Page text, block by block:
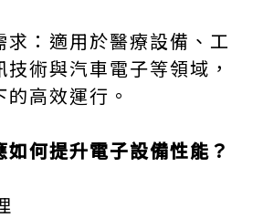
求：適用於醫療設備、工
術與汽車電子等領域，
高效運行。
何提升電子設備性能？